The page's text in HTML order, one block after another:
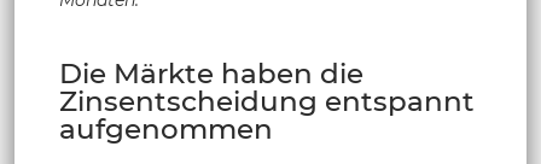
Die Märkte haben die
Zinsentscheidung entspannt
aufgenommen